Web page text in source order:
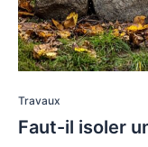
Travaux
Faut-il isoler